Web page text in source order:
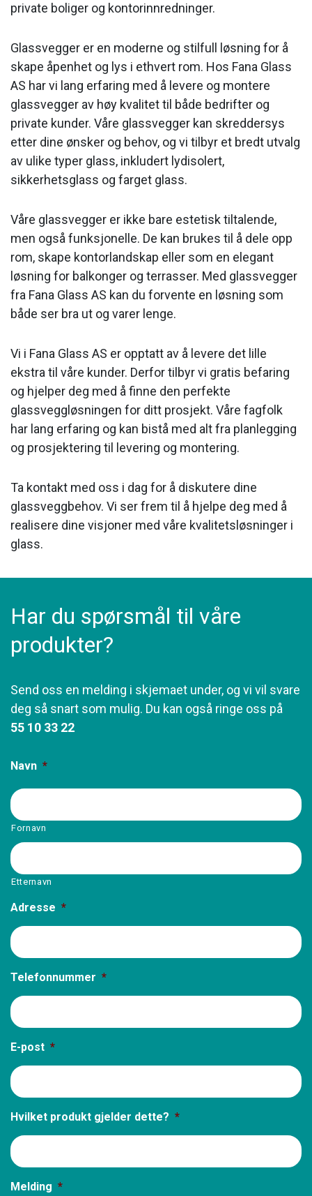
private boliger og kontorinnredninger.
Glassvegger er en moderne og stilfull løsning for å
skape åpenhet og lys i ethvert rom. Hos Fana Glass
AS har vi lang erfaring med å levere og montere
glassvegger av høy kvalitet til både bedrifter og
private kunder. Våre glassvegger kan skreddersys
etter dine ønsker og behov, og vi tilbyr et bredt utvalg
av ulike typer glass, inkludert lydisolert,
sikkerhetsglass og farget glass.
Våre glassvegger er ikke bare estetisk tiltalende,
men også funksjonelle. De kan brukes til å dele opp
rom, skape kontorlandskap eller som en elegant
løsning for balkonger og terrasser. Med glassvegger
fra Fana Glass AS kan du forvente en løsning som
både ser bra ut og varer lenge.
Vi i Fana Glass AS er opptatt av å levere det lille
ekstra til våre kunder. Derfor tilbyr vi gratis befaring
og hjelper deg med å finne den perfekte
glassveggløsningen for ditt prosjekt. Våre fagfolk
har lang erfaring og kan bistå med alt fra planlegging
og prosjektering til levering og montering.
Ta kontakt med oss i dag for å diskutere dine
glassveggbehov. Vi ser frem til å hjelpe deg med å
realisere dine visjoner med våre kvalitetsløsninger i
glass.
Har du spørsmål til våre
produkter?
Send oss en melding i skjemaet under, og vi vil svare
deg så snart som mulig. Du kan også ringe oss på
55 10 33 22
Navn *
Fornavn
Etternavn
Adresse *
Telefonnummer *
E-post *
Hvilket produkt gjelder dette? *
Melding *